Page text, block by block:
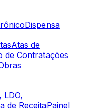
Dispensa
Atas de
de Contratações
LDO,
de ReceitaPainel